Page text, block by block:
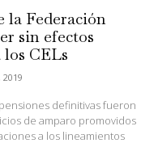
la Federación
sin efectos
CELs
definitivas fueron
de amparo promovidos
a los lineamientos